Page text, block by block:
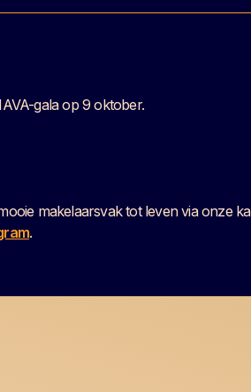
gala op 9 oktober.
makelaarsvak tot leven via onze
.